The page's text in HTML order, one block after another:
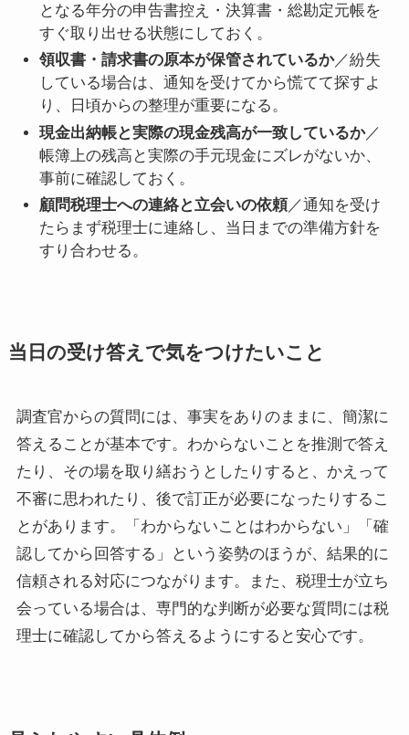
となる年分の申告書控え・決算書・総勘定元帳を
すぐ取り出せる状態にしておく。
領収書・請求書の原本が保管されているか／紛失
している場合は、通知を受けてから慌てて探すよ
り、日頃からの整理が重要になる。
現金出納帳と実際の現金残高が一致しているか／
帳簿上の残高と実際の手元現金にズレがないか、
事前に確認しておく。
顧問税理士への連絡と立会いの依頼／通知を受け
たらまず税理士に連絡し、当日までの準備方針を
すり合わせる。
当日の受け答えで気をつけたいこと
調査官からの質問には、事実をありのままに、簡潔に
答えることが基本です。わからないことを推測で答え
たり、その場を取り繕おうとしたりすると、かえって
不審に思われたり、後で訂正が必要になったりするこ
とがあります。「わからないことはわからない」「確
認してから回答する」という姿勢のほうが、結果的に
信頼される対応につながります。また、税理士が立ち
会っている場合は、専門的な判断が必要な質問には税
理士に確認してから答えるようにすると安心です。